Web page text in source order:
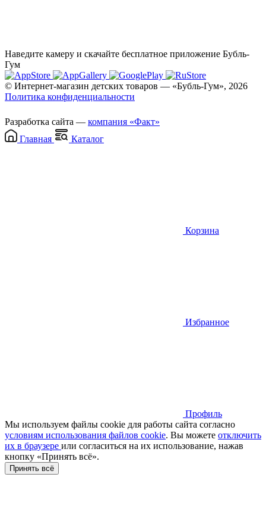
Наведите камеру и скачайте бесплатное приложение Бубль-
Гум
© Интернет-магазин детских товаров — «Бубль-Гум», 2026
Политика конфиденциальности
Разработка сайта — компания «Факт»
Главная
Каталог
Корзина
Избранное
Профиль
Мы используем файлы cookie для работы сайта согласно
условиям использования файлов cookie. Вы можете отключить
их в браузере или cогласиться на их использование, нажав
кнопку «Принять всё».
Принять всё